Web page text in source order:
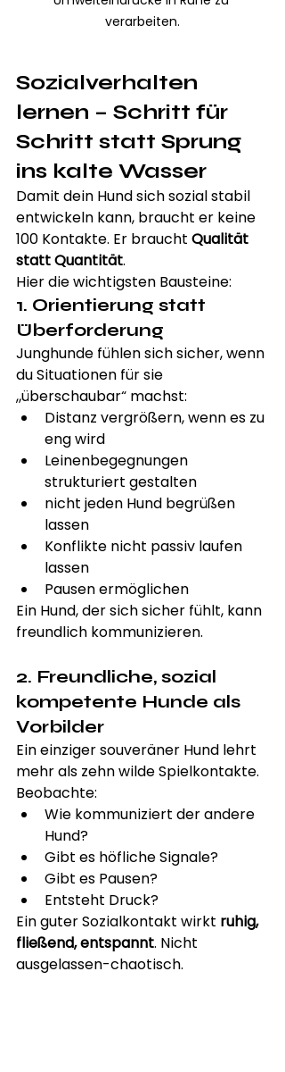
verarbeiten.
Sozialverhalten
lernen – Schritt für
Schritt statt Sprung
ins kalte Wasser
Damit dein Hund sich sozial stabil
entwickeln kann, braucht er keine
100 Kontakte. Er braucht Qualität
statt Quantität.
Hier die wichtigsten Bausteine:
1. Orientierung statt
Überforderung
Junghunde fühlen sich sicher, wenn
du Situationen für sie
„überschaubar“ machst:
Distanz vergrößern, wenn es zu
eng wird
Leinenbegegnungen
strukturiert gestalten
nicht jeden Hund begrüßen
lassen
Konflikte nicht passiv laufen
lassen
Pausen ermöglichen
Ein Hund, der sich sicher fühlt, kann
freundlich kommunizieren.
2. Freundliche, sozial
kompetente Hunde als
Vorbilder
Ein einziger souveräner Hund lehrt
mehr als zehn wilde Spielkontakte.
Beobachte:
Wie kommuniziert der andere
Hund?
Gibt es höfliche Signale?
Gibt es Pausen?
Entsteht Druck?
Ein guter Sozialkontakt wirkt ruhig,
fließend, entspannt. Nicht
ausgelassen-chaotisch.